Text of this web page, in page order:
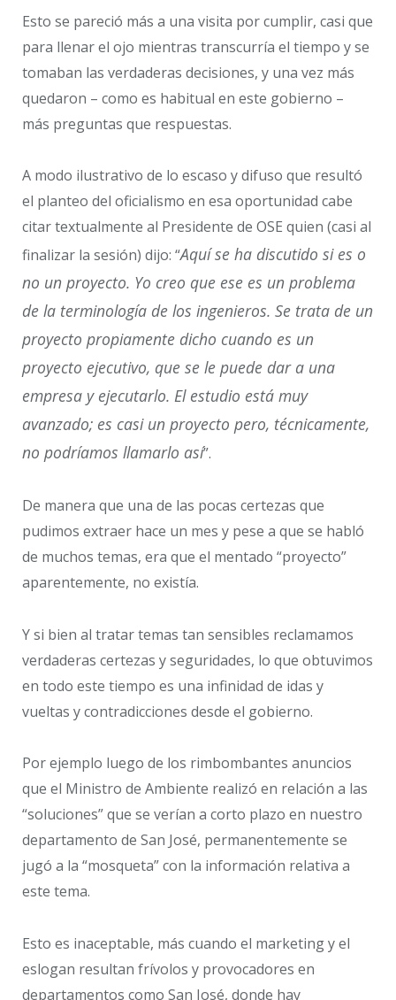
Esto se pareció más a una visita por cumplir, casi que
para llenar el ojo mientras transcurría el tiempo y se
tomaban las verdaderas decisiones, y una vez más
quedaron – como es habitual en este gobierno –
más preguntas que respuestas.
A modo ilustrativo de lo escaso y difuso que resultó
el planteo del oficialismo en esa oportunidad cabe
citar textualmente al Presidente de OSE quien (casi al
finalizar la sesión) dijo: “Aquí se ha discutido si es o
no un proyecto. Yo creo que ese es un problema
de la terminología de los ingenieros. Se trata de un
proyecto propiamente dicho cuando es un
proyecto ejecutivo, que se le puede dar a una
empresa y ejecutarlo. El estudio está muy
avanzado; es casi un proyecto pero, técnicamente,
no podríamos llamarlo así”.
De manera que una de las pocas certezas que
pudimos extraer hace un mes y pese a que se habló
de muchos temas, era que el mentado “proyecto”
aparentemente, no existía.
Y si bien al tratar temas tan sensibles reclamamos
verdaderas certezas y seguridades, lo que obtuvimos
en todo este tiempo es una infinidad de idas y
vueltas y contradicciones desde el gobierno.
Por ejemplo luego de los rimbombantes anuncios
que el Ministro de Ambiente realizó en relación a las
“soluciones” que se verían a corto plazo en nuestro
departamento de San José, permanentemente se
jugó a la “mosqueta” con la información relativa a
este tema.
Esto es inaceptable, más cuando el marketing y el
eslogan resultan frívolos y provocadores en
departamentos como San José, donde hay